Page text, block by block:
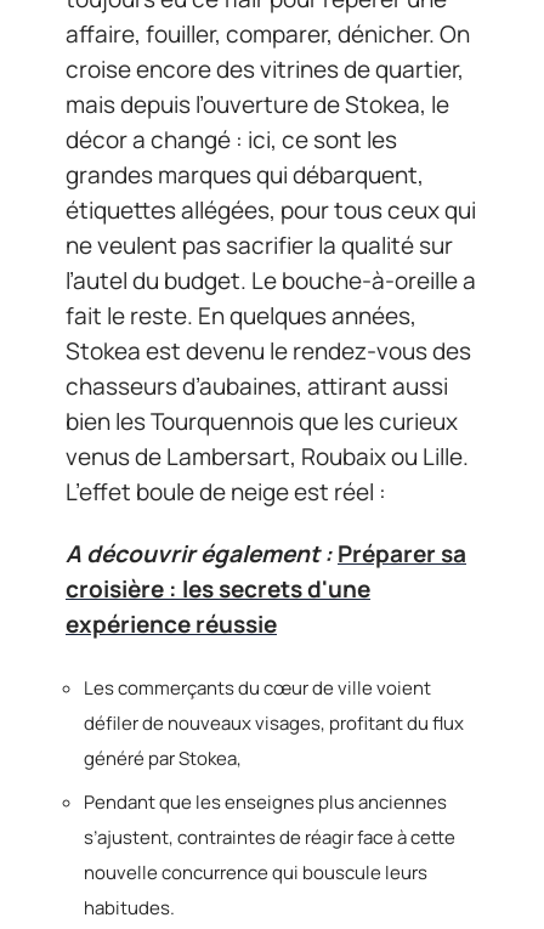
affaire, fouiller, comparer, dénicher. On
croise encore des vitrines de quartier,
mais depuis l’ouverture de Stokea, le
décor a changé : ici, ce sont les
grandes marques qui débarquent,
étiquettes allégées, pour tous ceux qui
ne veulent pas sacrifier la qualité sur
l’autel du budget. Le bouche-à-oreille a
fait le reste. En quelques années,
Stokea est devenu le rendez-vous des
chasseurs d’aubaines, attirant aussi
bien les Tourquennois que les curieux
venus de Lambersart, Roubaix ou Lille.
L’effet boule de neige est réel :
A découvrir également :Préparer sa
croisière : les secrets d'une
expérience réussie
Les commerçants du cœur de ville voient
défiler de nouveaux visages, profitant du flux
généré par Stokea,
Pendant que les enseignes plus anciennes
s’ajustent, contraintes de réagir face à cette
nouvelle concurrence qui bouscule leurs
habitudes.